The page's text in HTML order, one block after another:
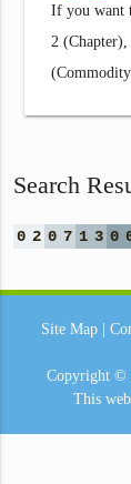
If you want
2
Search
0 2 0 7 1 3 0
Site Map
Copyright ©
This